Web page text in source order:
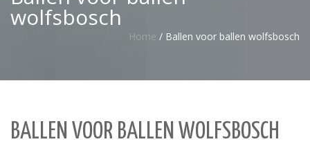
wolfsbosch
Home / Ballen voor ballen wolfsbosch
BALLEN VOOR BALLEN WOLFSBOSCH